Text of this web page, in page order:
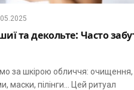
та декольте: Часто
за шкірою обличчя: очищення,
маски, пілінги… Цей ритуал